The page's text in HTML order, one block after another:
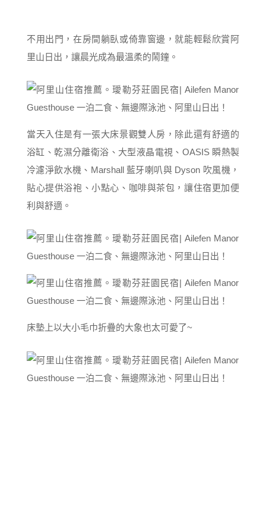
不用出門，在房間躺臥或倚靠窗邊，就能輕鬆欣賞阿
里山日出，讓晨光成為最溫柔的鬧鐘。
當天入住是有一張大床景觀雙人房，除此還有舒適的
浴缸、乾濕分離衛浴、大型液晶電視、OASIS 瞬熱製
冷濾淨飲水機、Marshall 藍牙喇叭與 Dyson 吹風機，
貼心提供浴袍、小點心、咖啡與茶包，讓住宿更加便
利與舒適。
床墊上以大小毛巾折疊的大象也太可愛了~